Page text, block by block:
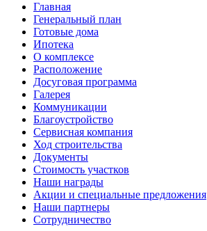
Главная
Генеральный план
Готовые дома
Ипотека
О комплексе
Расположение
Досуговая программа
Галерея
Коммуникации
Благоустройство
Сервисная компания
Ход строительства
Документы
Стоимость участков
Наши награды
Акции и специальные предложения
Наши партнеры
Сотрудничество